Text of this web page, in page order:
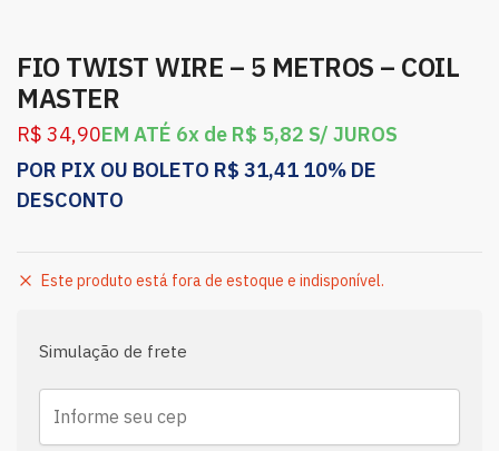
FIO TWIST WIRE – 5 METROS – COIL
MASTER
R$ 34,90EM ATÉ 6x de R$ 5,82 S/ JUROS
POR PIX OU BOLETO R$ 31,41 10% DE
DESCONTO
Este produto está fora de estoque e indisponível.
Simulação de frete